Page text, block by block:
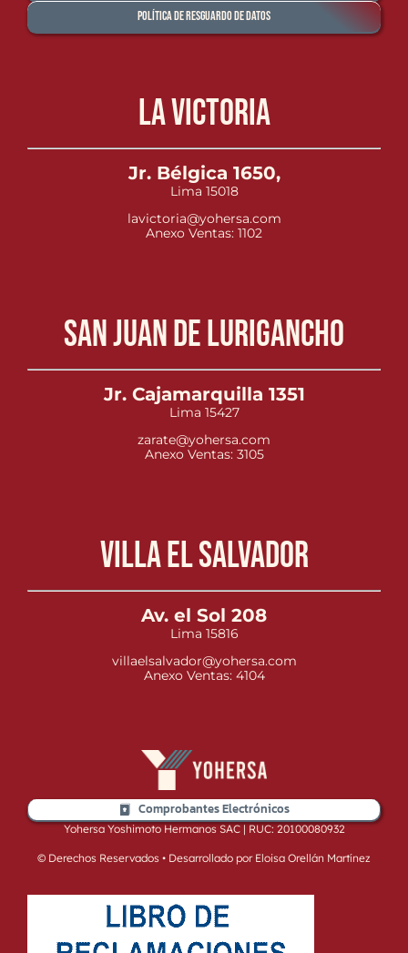
Política de Resguardo de Datos
La Victoria
Jr. Bélgica 1650,
Lima 15018
lavictoria@yohersa.com
Anexo Ventas: 1102
San Juan de Lurigancho
Jr. Cajamarquilla 1351
Lima 15427
zarate@yohersa.com
Anexo Ventas: 3105
Villa el Salvador
Av. el Sol 208
Lima 15816
villaelsalvador@yohersa.com
Anexo Ventas: 4104
Comprobantes Electrónicos
Yohersa Yoshimoto Hermanos SAC | RUC: 20100080932
© Derechos Reservados • Desarrollado por Eloisa Orellán Martínez